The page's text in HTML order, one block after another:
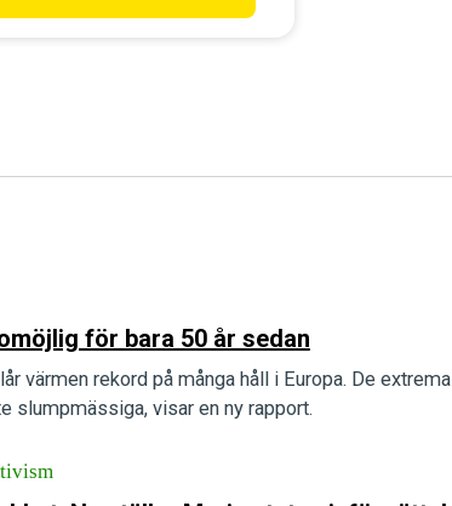
för bara 50 år sedan
värmen rekord på många håll i Europa. De extrema
slumpmässiga, visar en ny rapport.